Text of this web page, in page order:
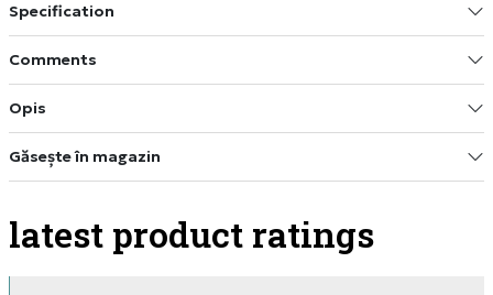
Specification
Comments
Opis
Găsește în magazin
latest product ratings